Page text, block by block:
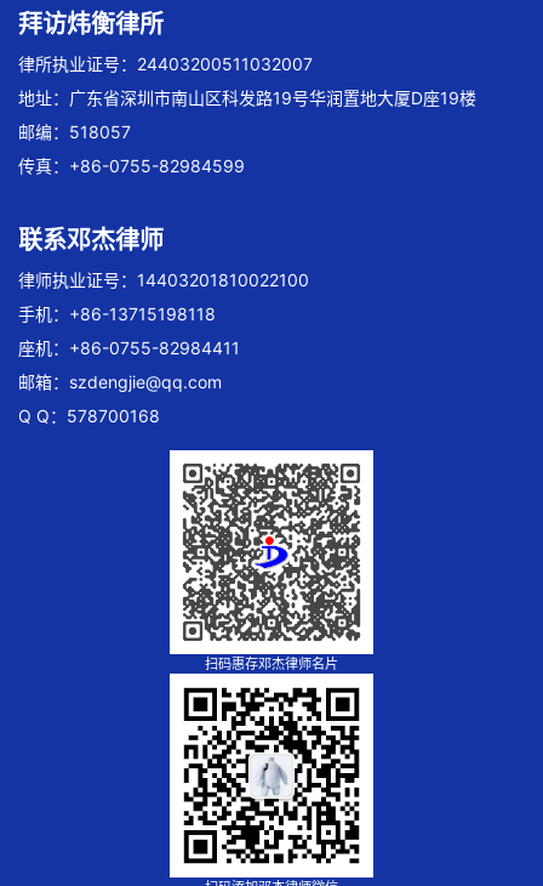
拜访炜衡律所
律所执业证号：24403200511032007
地址：广东省深圳市南山区科发路19号华润置地大厦D座19楼
邮编：518057
传真：+86-0755-82984599
联系邓杰律师
律师执业证号：14403201810022100
手机：+86-13715198118
座机：+86-0755-82984411
邮箱： szdengjie@qq.com
Q Q：578700168
扫码惠存邓杰律师名片